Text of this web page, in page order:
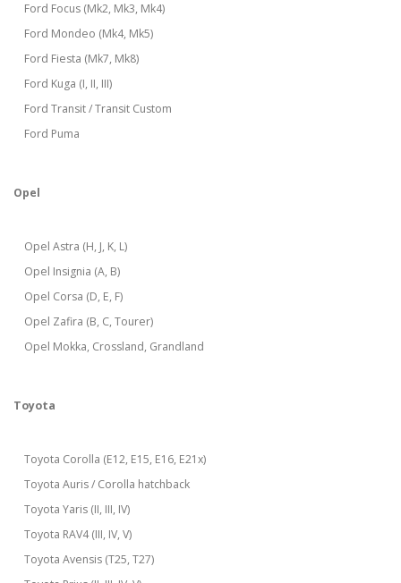
Ford Focus (Mk2, Mk3, Mk4)
Ford Mondeo (Mk4, Mk5)
Ford Fiesta (Mk7, Mk8)
Ford Kuga (I, II, III)
Ford Transit / Transit Custom
Ford Puma
Opel
Opel Astra (H, J, K, L)
Opel Insignia (A, B)
Opel Corsa (D, E, F)
Opel Zafira (B, C, Tourer)
Opel Mokka, Crossland, Grandland
Toyota
Toyota Corolla (E12, E15, E16, E21x)
Toyota Auris / Corolla hatchback
Toyota Yaris (II, III, IV)
Toyota RAV4 (III, IV, V)
Toyota Avensis (T25, T27)